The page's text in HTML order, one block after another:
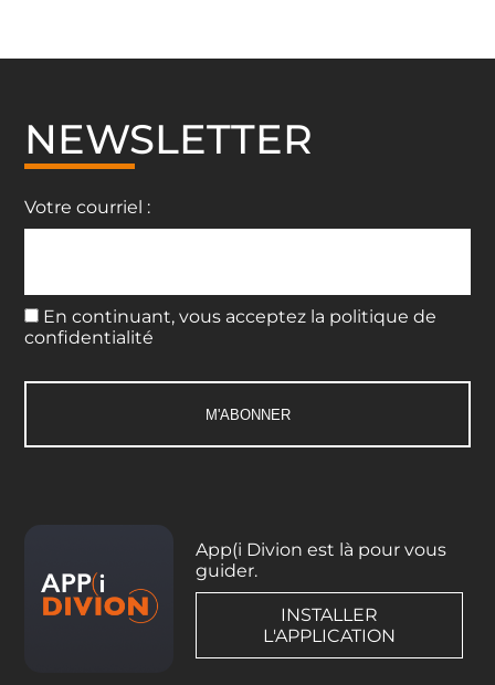
NEWSLETTER
Votre courriel :
En continuant, vous acceptez la politique de
confidentialité
App(i Divion est là pour vous
guider.
INSTALLER
L'APPLICATION